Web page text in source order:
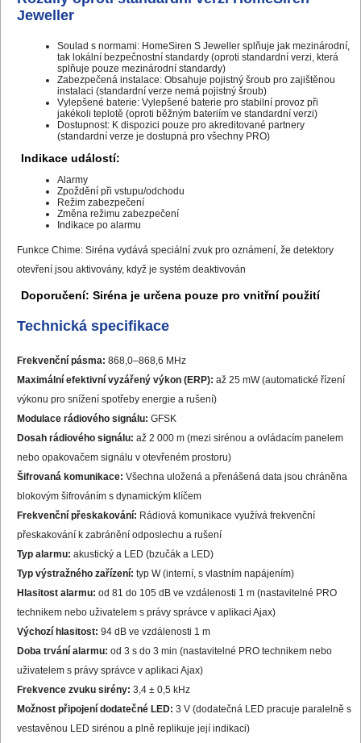
Jeweller
Soulad s normami: HomeSiren S Jeweller splňuje jak mezinárodní,
tak lokální bezpečnostní standardy (oproti standardní verzi, která
splňuje pouze mezinárodní standardy)
Zabezpečená instalace: Obsahuje pojistný šroub pro zajištěnou
instalaci (standardní verze nemá pojistný šroub)
Vylepšené baterie: Vylepšené baterie pro stabilní provoz při
jakékoli teplotě (oproti běžným bateriím ve standardní verzi)
Dostupnost: K dispozici pouze pro akreditované partnery
(standardní verze je dostupná pro všechny PRO)
Indikace událostí:
Alarmy
Zpoždění při vstupu/odchodu
Režim zabezpečení
Změna režimu zabezpečení
Indikace po alarmu
Funkce Chime: Siréna vydává speciální zvuk pro oznámení, že detektory
otevření jsou aktivovány, když je systém deaktivován
Doporučení: Siréna je určena pouze pro vnitřní použití
Technická specifikace
Frekvenční pásma: 868,0–868,6 MHz
Maximální efektivní vyzářený výkon (ERP): až 25 mW (automatické řízení
výkonu pro snížení spotřeby energie a rušení)
Modulace rádiového signálu: GFSK
Dosah rádiového signálu: až 2 000 m (mezi sirénou a ovládacím panelem
nebo opakovačem signálu v otevřeném prostoru)
Šifrovaná komunikace: Všechna uložená a přenášená data jsou chráněna
blokovým šifrováním s dynamickým klíčem
Frekvenční přeskakování: Rádiová komunikace využívá frekvenční
přeskakování k zabránění odposlechu a rušení
Typ alarmu: akustický a LED (bzučák a LED)
Typ výstražného zařízení: typ W (interní, s vlastním napájením)
Hlasitost alarmu: od 81 do 105 dB ve vzdálenosti 1 m (nastavitelné PRO
technikem nebo uživatelem s právy správce v aplikaci Ajax)
Výchozí hlasitost: 94 dB ve vzdálenosti 1 m
Doba trvání alarmu: od 3 s do 3 min (nastavitelné PRO technikem nebo
uživatelem s právy správce v aplikaci Ajax)
Frekvence zvuku sirény: 3,4 ± 0,5 kHz
Možnost připojení dodatečné LED: 3 V (dodatečná LED pracuje paralelně s
vestavěnou LED sirénou a plně replikuje její indikaci)